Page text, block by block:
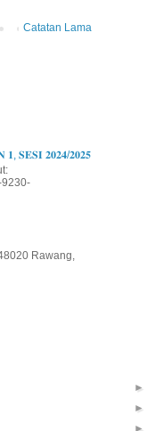
Catatan Lama
𝟐𝟎𝟐𝟒/𝟐𝟎𝟐𝟓
Rawang,
►
►
►